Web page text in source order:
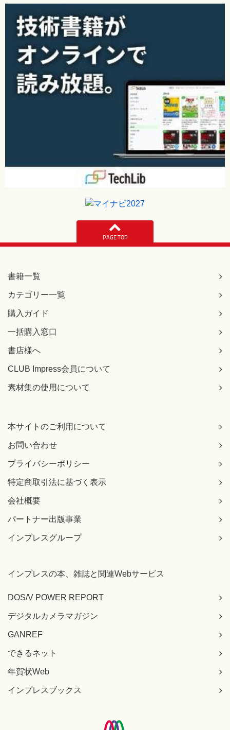
2022
【 第2刷にて修正 】
321ページ ページ中程、海藤さんのセリフ
[誤]
16GBのメモリの場合、約1600億個のマス目が
16GBのメモリの場合、約160億個のマス目が
【 第2刷にて修正 】
332ページ リスト9-3 10行目の後半
【 第2刷にて修正 】
【 第2刷にて修正 】
置
（引き出し開始位置が1行目終わりをさしている）
（引き出し開始位置が2行目の「*p」部分をさす）
【 第2刷にて修正 】
337ページ 上の網内、3行目の吹き出しの引き出し線開始位
[誤]
引き出し開始位置が3行目終わりをさしている
[誤]
1行目 typedef struct Monster {
6行目 };
[正]
6行目 } Monster;
【 第4刷にて修正 】
415ページ 本文、上から2行目
【 第3刷にて修正 】
418ページ リスト11-6 9-10行目
printf("名前とHPをカンマ区切りで入力してください。
\n");
[正]
\n");
scanf ("%s %d", name, &hp);
622ページ リスト16-1 6行目
PAGE TOP
書籍一覧
カテゴリー一覧
購入ガイド
一括購入窓口
書店様へ
CLUB Impress会員について
素材集の使用について
本サイトのご利用について
お問い合わせ
プライバシーポリシー
特定商取引法に基づく表示
会社概要
パートナー出版事業
インプレスグループ
インプレスの本、雑誌と関連Webサービス
DOS/V POWER REPORT
デジタルカメラマガジン
GANREF
できるネット
年賀状Web
インプレスブックス